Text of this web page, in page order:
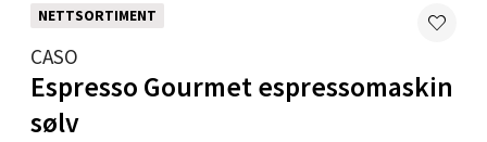
NETTSORTIMENT
CASO
Espresso Gourmet espressomaskin
sølv